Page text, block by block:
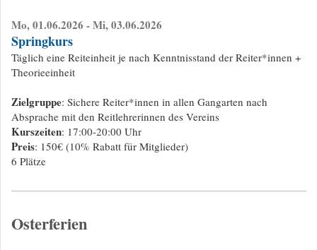
Mo, 01.06.2026 - Mi, 03.06.2026
Springkurs
Täglich eine Reiteinheit je nach Kenntnisstand der Reiter*innen +
Theorieeinheit
Zielgruppe: Sichere Reiter*innen in allen Gangarten nach
Absprache mit den Reitlehrerinnen des Vereins
Kurszeiten: 17:00-20:00 Uhr
Preis: 150€ (10% Rabatt für Mitglieder)
6 Plätze
Osterferien